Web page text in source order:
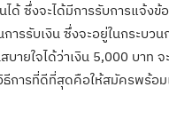
ด้ ซึ่งจะได้มีการรับการแจ้งข้อ
การรับเงิน ซึ่งจะอยู่ในกระบว
บายใจได้ว่าเงิน 5,000 บาท จ
ธีการที่ดีที่สุดคือให้สมัครพร้อ